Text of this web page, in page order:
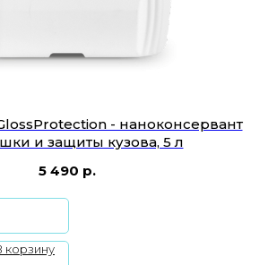
- наноконсервант
и защиты кузова, 5 л
5 490 р.
корзину